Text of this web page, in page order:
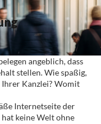
angeblich, dass
stellen. Wie spaßig,
Kanzlei? Womit
Internetseite der
keine Welt ohne